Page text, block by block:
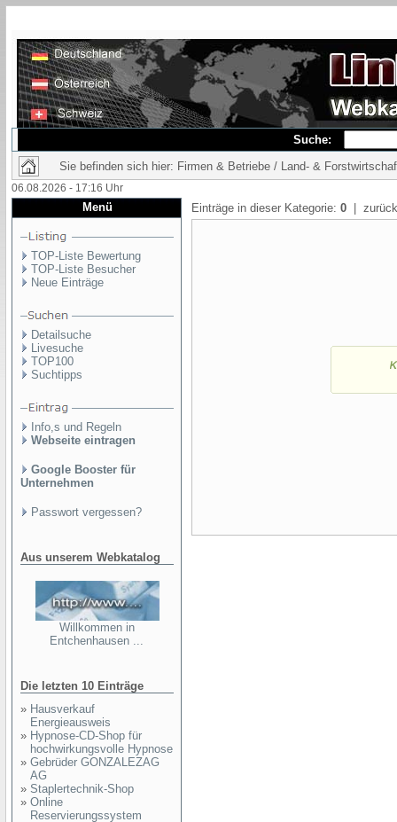
Suche:
Sie befinden sich hier: Firmen & Betriebe / Land- &
06.08.2026 - 17:16 Uhr
Menü
TOP-Liste Bewertung
TOP-Liste Besucher
Neue Einträge
Detailsuche
Livesuche
TOP100
Suchtipps
Info,s und Regeln
Webseite eintragen
Google Booster für
Unternehmen
Passwort vergessen?
Aus unserem Webkatalog
Willkommen in
Entchenhausen ...
Die letzten 10 Einträge
» Hausverkauf
Energieausweis
» Hypnose-CD-Shop für
hochwirkungsvolle Hypnose
» Gebrüder GONZALEZAG
AG
» Staplertechnik-Shop
» Online
Reservierungssystem
Einträge in dieser Kategorie: 0 |